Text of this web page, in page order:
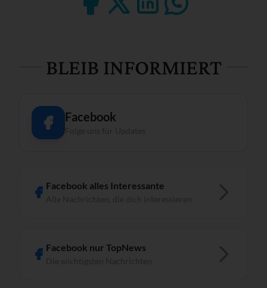
BLEIB INFORMIERT
Facebook
Facebook alles Interessante
Facebook nur TopNews